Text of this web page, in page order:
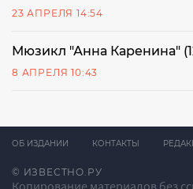
23 АПРЕЛЯ 14:54
Мюзикл "Анна Каренина"
8 АПРЕЛЯ 10:43
© ИЗВЕСТНО.РУ
Копирование материалов без
ОБ ИЗДАНИИ КОНТАКТЫ